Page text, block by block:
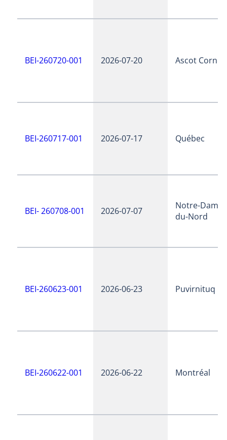
BEI-260720-001 2026-07-20 Ascot Corner
BEI-260717-001 2026-07-17 Québec
BEI- 260708-001 2026-07-07
Notre-Dame-
du-Nord
BEI-260623-001 2026-06-23 Puvirnituq
BEI-260622-001 2026-06-22 Montréal